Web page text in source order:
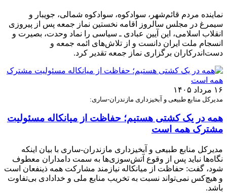
نماینده مردم قائم‌شهر، سوادکوه، سوادکوه شمالی، جویبار و
سیمرغ در مجلس سالروز اقامه نخستین نماز جمعه پس از پیروزی
انقلاب اسلامی، این آیین عبادی ـ سیاسی را نماد وحدت، بصیرت و
انسجام ملت ایران دانست و از تلاش‌های ائمه جمعه و
دست‌اندرکاران برگزاری نماز جمعه تقدیر کرد.
۱۶ مرداد ۱۴۰۵
مدیرکل منابع طبیعی و آبخیزداری مازندران-ساری:
همه در یک کشتی هستیم؛ حفاظت از میانکاله مسئولیت
مشترک همه است
مدیرکل منابع طبیعی و آبخیزداری مازندران-ساری با بیان اینکه
نگاه‌ها نباید پس از وقوع آتش‌سوزی‌ها به سمت دامداران معطوف
شود، گفت: حفاظت از میانکاله نیازمند مشارکت همه ذینفعان است
و هیچ‌کس نمی‌تواند نسبت به تخریب منابع ملی و خدادادی بی‌تفاوت
باشد.